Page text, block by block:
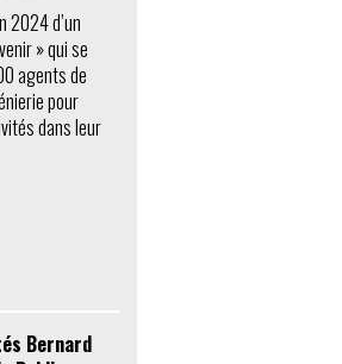
2024 d’un
» qui se
agents de
pour
dans leur
Bernard